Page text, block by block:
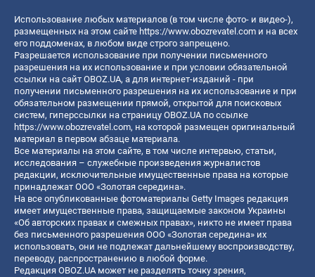
Использование любых материалов (в том числе фото- и видео-),
размещенных на этом сайте https://www.obozrevatel.com и на всех
его поддоменах, в любом виде строго запрещено.
Разрешается использование при получении письменного
разрешения на их использование и при условии обязательной
ссылки на сайт OBOZ.UA, а для интернет-изданий - при
получении письменного разрешения на их использование и при
обязательном размещении прямой, открытой для поисковых
систем, гиперссылки на страницу OBOZ.UA по ссылке
https://www.obozrevatel.com, на которой размещен оригинальный
материал в первом абзаце материала.
Все материалы на этом сайте, в том числе интервью, статьи,
исследования – служебные произведения журналистов
редакции, исключительные имущественные права на которые
принадлежат ООО «Золотая середина».
На все опубликованные фотоматериалы Getty Images редакция
имеет имущественные права, защищаемые законом Украины
«Об авторских правах и смежных правах», никто не имеет права
без письменного разрешения ООО «Золотая середина» их
использовать, они не подлежат дальнейшему воспроизводству,
переводу, распространению в любой форме.
Редакция OBOZ.UA может не разделять точку зрения,